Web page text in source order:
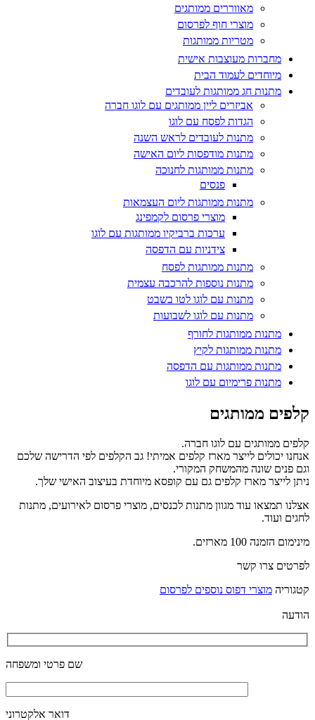
מאווררים ממותגים
מוצרי חוף לפרסום
מטריות ממותגות
מחברות מעוצבות אישית
מיוחדים לעמוד הבית
מתנות חג ממותגות לעובדים
אביזרים ליין ממותגים עם לוגו חברה
הגדות לפסח עם לוגו
מתנות לעובדים לראש השנה
מתנות מודפסות ליום האישה
מתנות ממותגות לחנוכה
פנסים
מתנות ממותגות ליום העצמאות
מוצרי פרסום לקמפינג
ערכות ברביקיו ממותגות עם לוגו
צידניות עם הדפסה
מתנות ממותגות לפסח
מתנות נוספות להרכבה עצמית
מתנות עם לוגו לטו בשבט
מתנות עם לוגו לשבועות
מתנות ממותגות לחורף
מתנות ממותגות לקיץ
מתנות ממותגות עם הדפסה
מתנות פרימיום עם לוגו
קלפים ממותגים
קלפים ממותגים עם לוגו חברה.
אנחנו יכולים לייצר מארז קלפים אמיתי! גב הקלפים לפי הדרישה שלכם
וגם פנים שונה מהמשחק המקורי.
ניתן לייצר מארז קלפים גם עם קופסא מיוחדת בעיצוב האישי שלך.
אצלנו תמצאו עוד מגוון מתנות לכנסים, מוצרי פרסום לאירועים, מתנות
לחגים ועוד.
מינימום הזמנה 100 מארזים.
לפרטים צרו קשר
קטגוריה מוצרי דפוס נוספים לפרסום
הודעה
שם פרטי ומשפחה
דואר אלקטרוני